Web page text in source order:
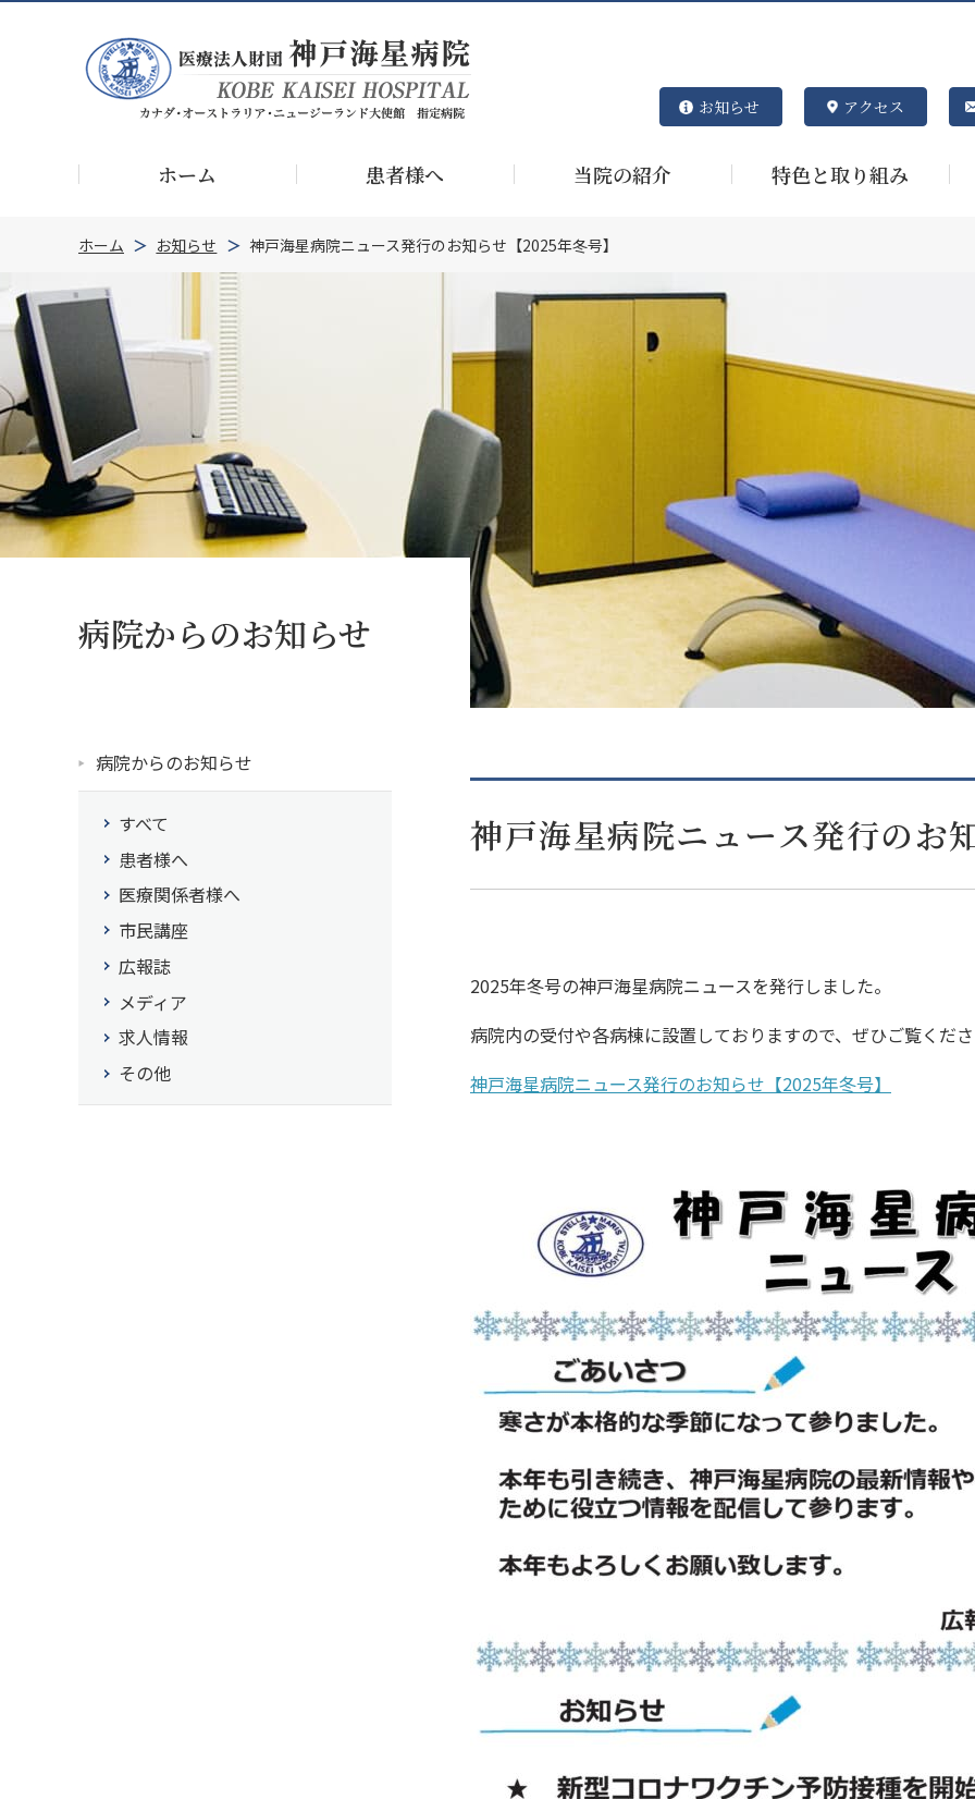
お知らせ アクセス
ホーム 患者様へ 当院の紹介 特色と取り組み
ホーム お知らせ 神戸海星病院ニュース発行のお知らせ【2025年冬号】
病院からのお知らせ
神戸海星病院ニュース発行のお
2025年冬号の神戸海星病院ニュースを発行しました。
病院内の受付や各病棟に設置しておりますので、ぜひご覧くだ
神戸海星病院ニュース発行のお知らせ【2025年冬号】
病院からのお知らせ
すべて
患者様へ
医療関係者様へ
市民講座
広報誌
メディア
求人情報
その他